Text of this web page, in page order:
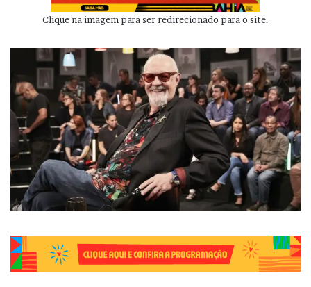
Clique na imagem para ser redirecionado para o site.